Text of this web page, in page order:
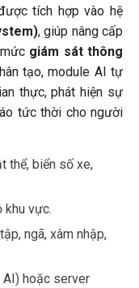
tích hợp vào hệ
, giúp nâng cấp
giám sát thông
tạo, module AI tự
thực, phát hiện sự
tức thời cho người
thể, biển số xe,
khu vực.
ngã, xâm nhập,
AI) hoặc server